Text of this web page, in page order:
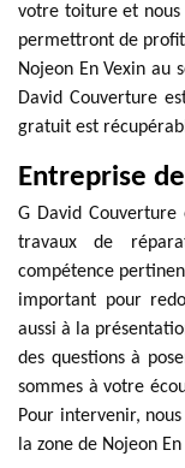
votre toiture et nous
permettront de
Nojeon En Vexin au
David Couverture
gratuit est
Entreprise
G David
travaux de
compétence
important pour
aussi à la
des questions à
sommes à votre
Pour intervenir,
la zone de Nojeon